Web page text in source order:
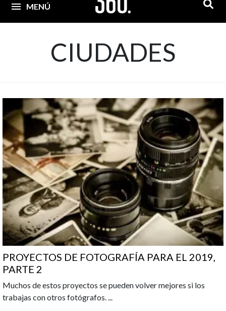
MENÚ
CIUDADES
PROYECTOS DE FOTOGRAFÍA PARA EL 2019,
PARTE 2
Muchos de estos proyectos se pueden volver mejores si los
trabajas con otros fotógrafos.